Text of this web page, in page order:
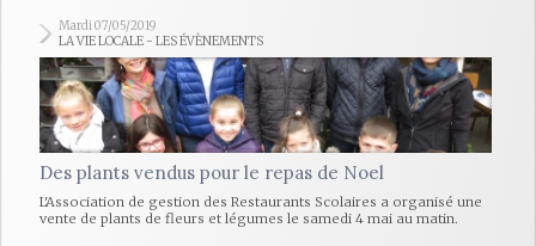
Mardi 07/05/2019
LA VIE LOCALE - LES ÉVÈNEMENTS
Des plants vendus pour le repas de Noel
L'Association de gestion des Restaurants Scolaires a organisé une
vente de plants de fleurs et légumes le samedi 4 mai au matin.